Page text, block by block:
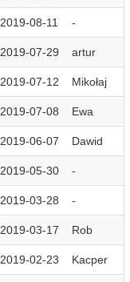
2019-08-11 -
2019-07-29 artur
2019-07-12 Mikołaj
2019-07-08 Ewa
2019-06-07 Dawid
2019-05-30 -
2019-03-28 -
2019-03-17 Rob
2019-02-23 Kacper